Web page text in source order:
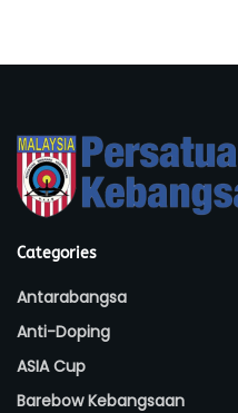
Categories
Antarabangsa
Anti-Doping
ASIA Cup
Barebow Kebangsaan